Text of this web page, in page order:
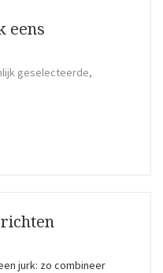
eens
geselecteerde,
jurk: zo combineer